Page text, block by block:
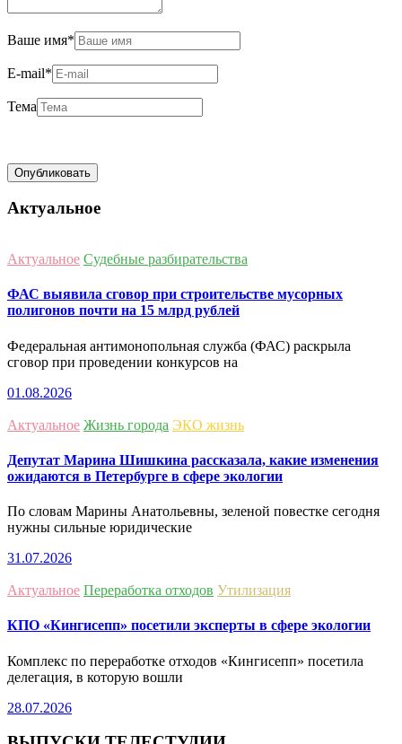
Ваше имя*
E-mail*
Тема
Актуальное
Актуальное Судебные разбирательства
ФАС выявила сговор при строительстве мусорных
полигонов почти на 15 млрд рублей
Федеральная антимонопольная служба (ФАС) раскрыла
сговор при проведении конкурсов на
01.08.2026
Актуальное Жизнь города ЭКО жизнь
Депутат Марина Шишкина рассказала, какие изменения
ожидаются в Петербурге в сфере экологии
По словам Марины Анатольевны, зеленой повестке сегодня
нужны сильные юридические
31.07.2026
Актуальное Переработка отходов Утилизация
КПО «Кингисепп» посетили эксперты в сфере экологии
Комплекс по переработке отходов «Кингисепп» посетила
делегация, в которую вошли
28.07.2026